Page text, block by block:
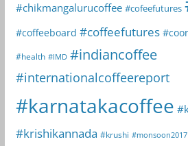
#chikmangalurucoffee #cofeefutures
#coffeeboard #coffeefutures
#health #IMD #indiancoffee
#internationalcoffeereport
#karnatakacoffee
#krishikannada #krushi #monsoon2017